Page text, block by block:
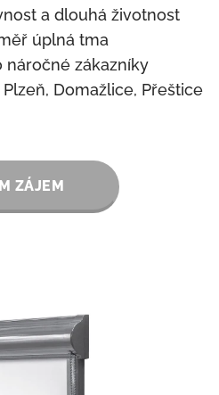
a dlouhá životnost
úplná tma
náročné zákazníky
Domažlice, Přeštice
ZÁJEM